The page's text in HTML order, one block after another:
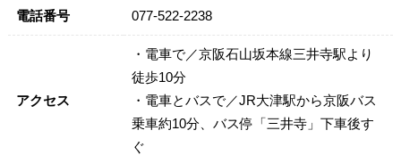
電話番号 077-522-2238
アクセス
・電車で／京阪石山坂本線三井寺駅より
徒歩10分
・電車とバスで／JR大津駅から京阪バス
乗車約10分、バス停「三井寺」下車後す
ぐ